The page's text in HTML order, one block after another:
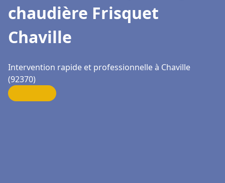
chaudière Frisquet
Chaville
Intervention rapide et professionnelle à Chaville
(92370)